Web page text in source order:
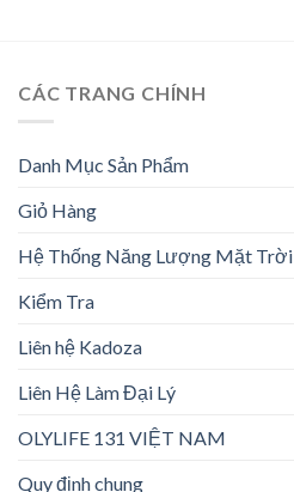
CÁC TRANG CHÍNH
Danh Mục Sản Phẩm
Giỏ Hàng
Hệ Thống Năng Lượng Mặt Trời
Kiểm Tra
Liên hệ Kadoza
Liên Hệ Làm Đại Lý
OLYLIFE 131 VIỆT NAM
Quy định chung